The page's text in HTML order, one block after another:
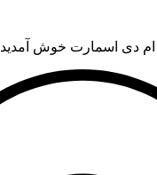
ام دی اسمارت خوش آمدید